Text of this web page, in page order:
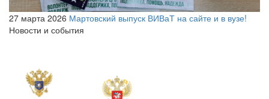
27 марта 2026 Мартовский выпуск ВИВаТ на сайте и в вузе!
Новости и события